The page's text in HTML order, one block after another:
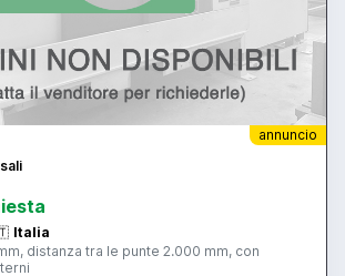
annuncio
Italia
distanza tra le punte 2.000 mm, con